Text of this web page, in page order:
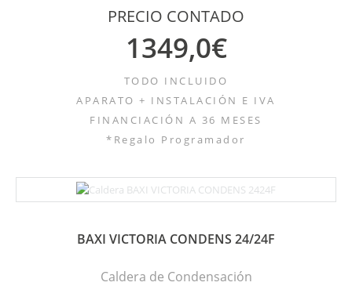
PRECIO CONTADO
1349,0€
TODO INCLUIDO
APARATO + INSTALACIÓN E IVA
FINANCIACIÓN A 36 MESES
*Regalo Programador
BAXI VICTORIA CONDENS 24/24F
Caldera de Condensación